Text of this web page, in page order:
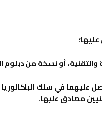
أو نسخة من
في سلك الباكالوريا
مصادق عليها.